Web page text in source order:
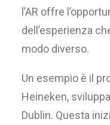
l’AR offre
dell’esperienza
modo diverso.
Un esempio è il
Heineken,
Dublin. Questa